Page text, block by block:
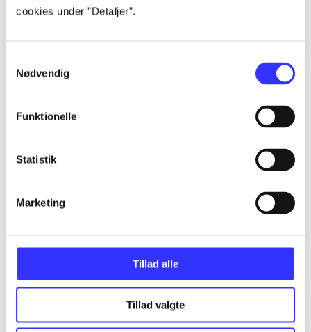
cookies under ”Detaljer”.
Nødvendig
Funktionelle
Statistik
Marketing
Tillad alle
Tillad valgte
...
...
...
Minder om